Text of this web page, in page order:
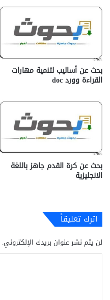
بحث عن أساليب لتنمية مهارات
القراءة وورد doc
بحث عن كرة القدم جاهز باللغة
الانجليزية
اترك تعليقاً
لن يتم نشر عنوان بريدك الإلكتروني.